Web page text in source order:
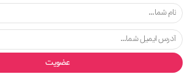
عضویت